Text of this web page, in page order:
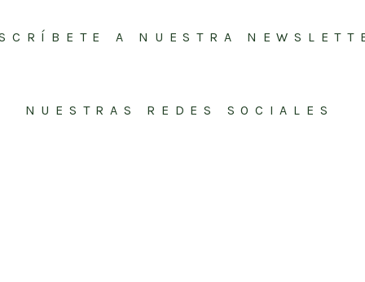
A NUESTRA
NUESTRAS REDES SOCIALES